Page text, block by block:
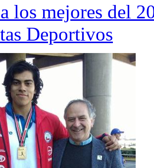
los mejores del
Deportivos